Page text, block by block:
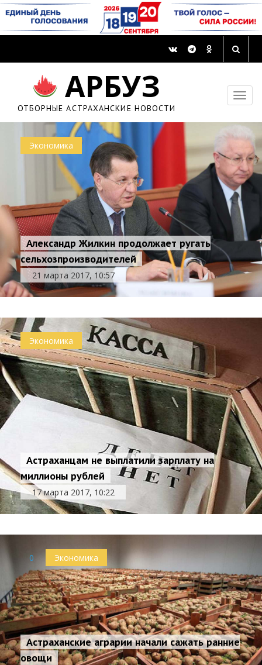
АРБУЗ
ОТБОРНЫЕ АСТРАХАНСКИЕ НОВОСТИ
Экономика
Александр Жилкин продолжает ругать
сельхозпроизводителей
21 марта 2017, 10:57
Экономика
Астраханцам не выплатили зарплату на
миллионы рублей
17 марта 2017, 10:22
0 Экономика
Астраханские аграрии начали сажать ранние
овощи